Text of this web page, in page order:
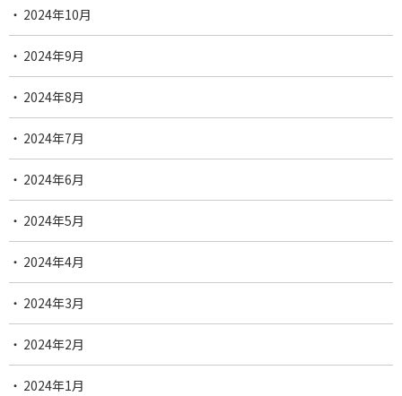
2024年10月
2024年9月
2024年8月
2024年7月
2024年6月
2024年5月
2024年4月
2024年3月
2024年2月
2024年1月